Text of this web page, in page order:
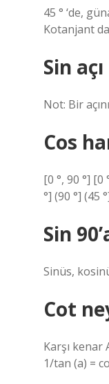
45 ° ‘de,
Kotanjant
Sin
Not: Bir
Cos
[0 °, 90 °]
°] (90 °] (45
Sin
Sinüs,
Cot
Karşı kenar
1/tan (a) =